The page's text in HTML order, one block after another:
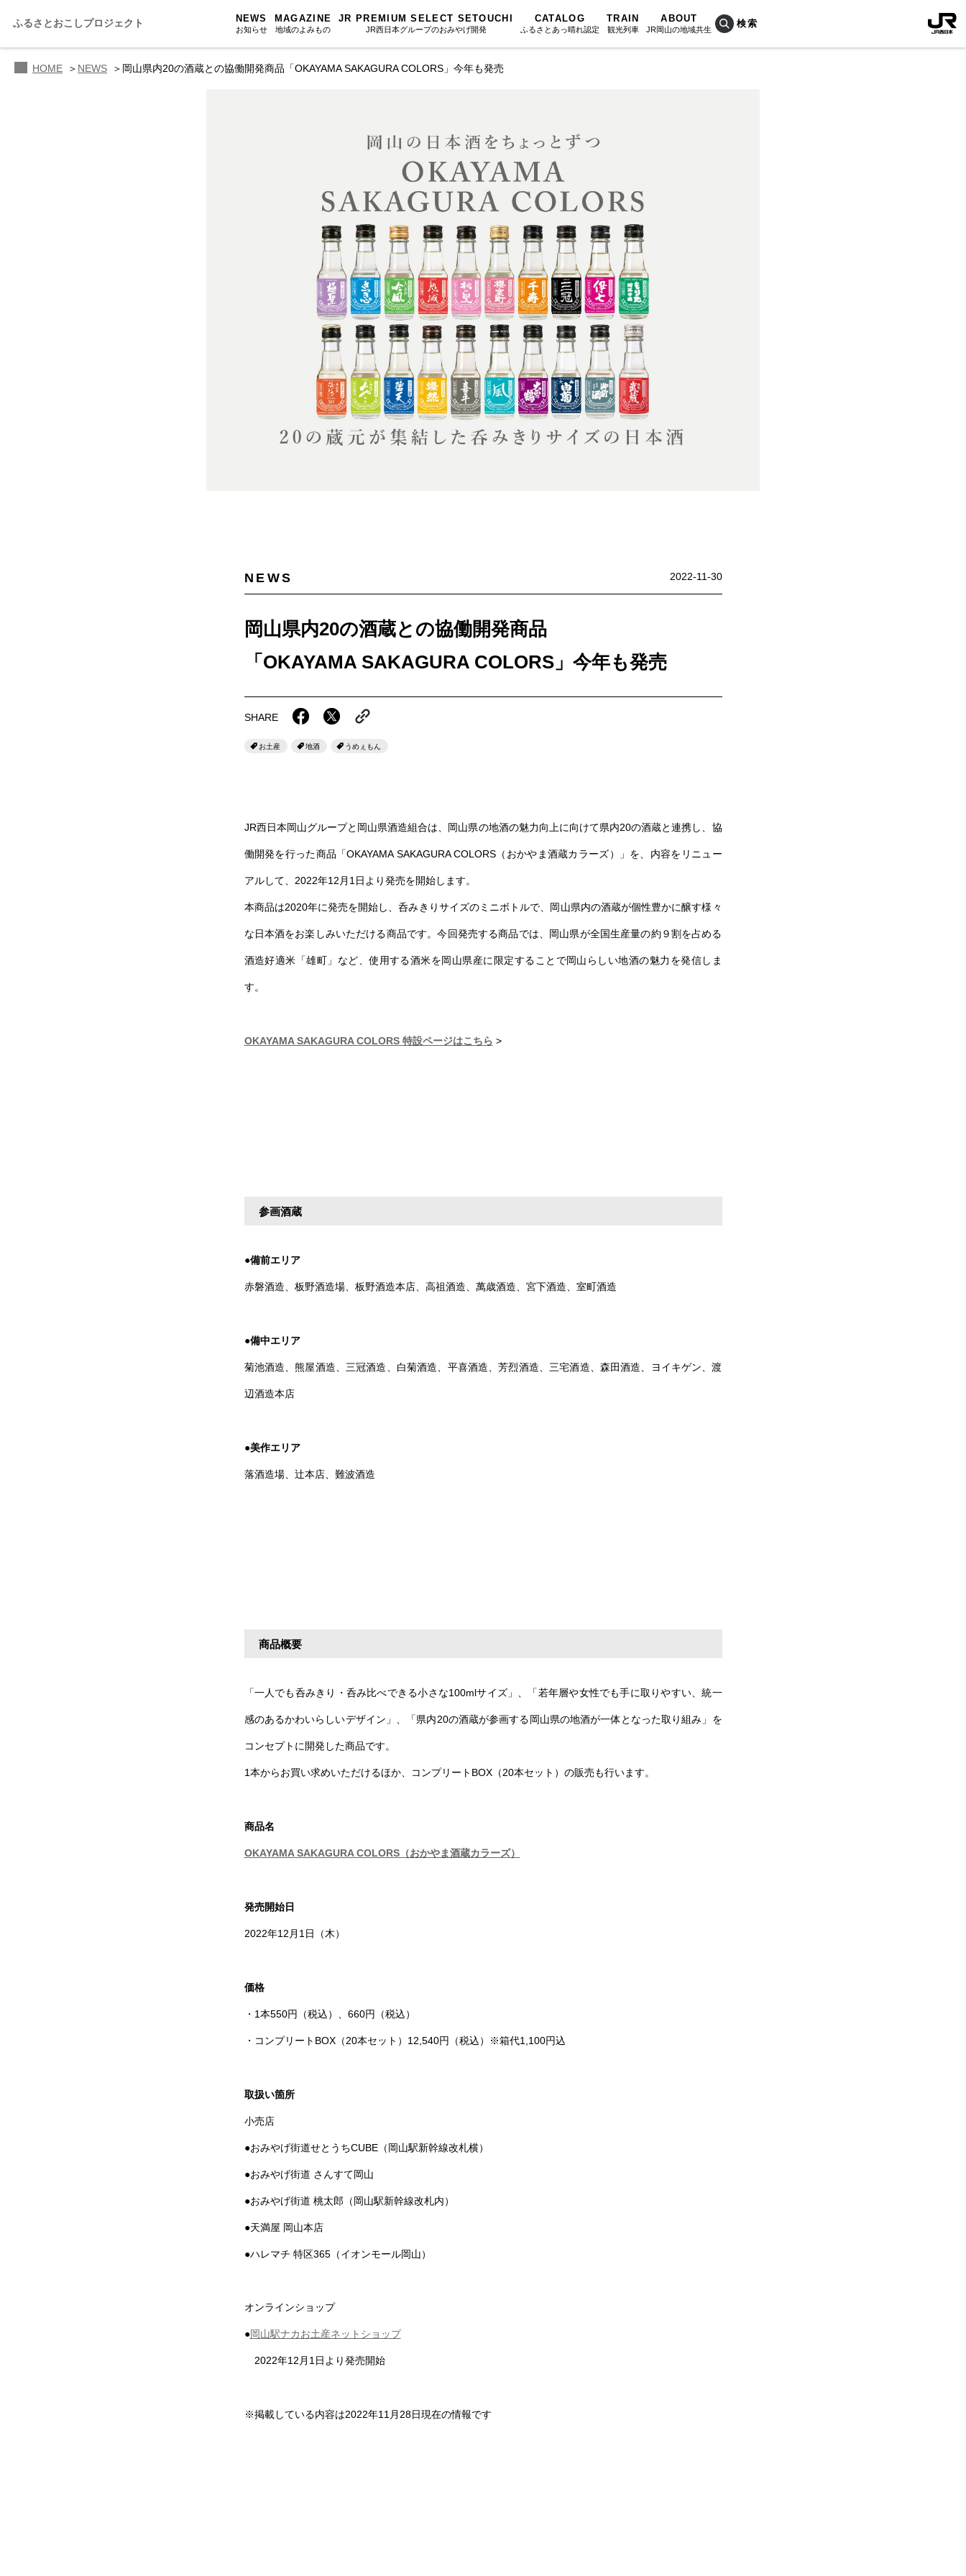
ふるさとおこしプロジェクト NEWS
お知らせ
MAGAZINE
地域のよみもの
ふるさと図鑑
あの駅この駅
おのえきTIMES
JR PREMIUM SELECT SETOUCHI
JR西日本グループのおみやげ開発
岡山海苔シリーズ
岡山育ちのアイスバー
せとうちの果実 清涼飲料水
雑貨シリーズ
恋するジャージー 瀬戸田レモン
蒜山ショコラ
蒜山ショコラクッキーズ
せとうちのおいしいシリーズ
生スフレ ふわり～ぬ
せとうちの果実 チューハイ
CATALOG
ふるさとあっ晴れ認定
ふるさとあっ晴れ認定
カテゴリー・タグ・キーワードから探す
第16回 Re： 第15回
第14回 持続と進化 第13回 せとうちの海を育む山々
第12回 挑戦 第11回 せとうち
第10回 岡山・備後の果物 第9回 岡山・備後のうめぇもん
第8回 岡山市 第7回 美作市/西粟倉村/奈義町/勝央町
第6回 瀬戸内市/備前市/和気町/赤磐市 第5回 津山市/鏡野町/吉備中央町/久米南町/美咲町
第4回 倉敷市/玉野市/浅口市/里庄町 第3回 尾道市/福山市/笠岡市/府中市
第2回 真庭市/新庄村 第1回 新見市/高梁市/総社市/井原市/矢掛町
ふるさとあっ晴れ認定とは デジタルカタログ
TRAIN
観光列車
SETOUCHI TRAIN
地酒列車
スローライフ列車
ABOUT
JR岡山の地域共生
HOME NEWS 岡山県内20の酒蔵との協働開発商品「OKAYAMA SAKAGURA COLORS」今年も発売
NEWS 2022-11-30
岡山県内20の酒蔵との協働開発商品
「OKAYAMA SAKAGURA COLORS」今年も発売
SHARE
お土産 地酒 うめぇもん
JR西日本岡山グループと岡山県酒造組合は、岡山県の地酒の魅力向上に向けて県内20の酒蔵と連携し、協
働開発を行った商品「OKAYAMA SAKAGURA COLORS（おかやま酒蔵カラーズ）」を、内容をリニュー
アルして、2022年12月1日より発売を開始します。
本商品は2020年に発売を開始し、呑みきりサイズのミニボトルで、岡山県内の酒蔵が個性豊かに醸す様々
な日本酒をお楽しみいただける商品です。今回発売する商品では、岡山県が全国生産量の約９割を占める
酒造好適米「雄町」など、使用する酒米を岡山県産に限定することで岡山らしい地酒の魅力を発信しま
す。
OKAYAMA SAKAGURA COLORS 特設ページはこちら >
参画酒蔵
●備前エリア
赤磐酒造、板野酒造場、板野酒造本店、高祖酒造、萬歳酒造、宮下酒造、室町酒造
●備中エリア
菊池酒造、熊屋酒造、三冠酒造、白菊酒造、平喜酒造、芳烈酒造、三宅酒造、森田酒造、ヨイキゲン、渡
辺酒造本店
●美作エリア
落酒造場、辻本店、難波酒造
商品概要
「一人でも呑みきり・呑み比べできる小さな100mlサイズ」、「若年層や女性でも手に取りやすい、統一
感のあるかわいらしいデザイン」、「県内20の酒蔵が参画する岡山県の地酒が一体となった取り組み」を
コンセプトに開発した商品です。
1本からお買い求めいただけるほか、コンプリートBOX（20本セット）の販売も行います。
商品名
OKAYAMA SAKAGURA COLORS（おかやま酒蔵カラーズ）
発売開始日
2022年12月1日（木）
価格
・1本550円（税込）、660円（税込）
・コンプリートBOX（20本セット）12,540円（税込）※箱代1,100円込
取扱い箇所
小売店
●おみやげ街道せとうちCUBE（岡山駅新幹線改札横）
●おみやげ街道 さんすて岡山
●おみやげ街道 桃太郎（岡山駅新幹線改札内）
●天満屋 岡山本店
●ハレマチ 特区365（イオンモール岡山）
オンラインショップ
●岡山駅ナカお土産ネットショップ
2022年12月1日より発売開始
※掲載している内容は2022年11月28日現在の情報です